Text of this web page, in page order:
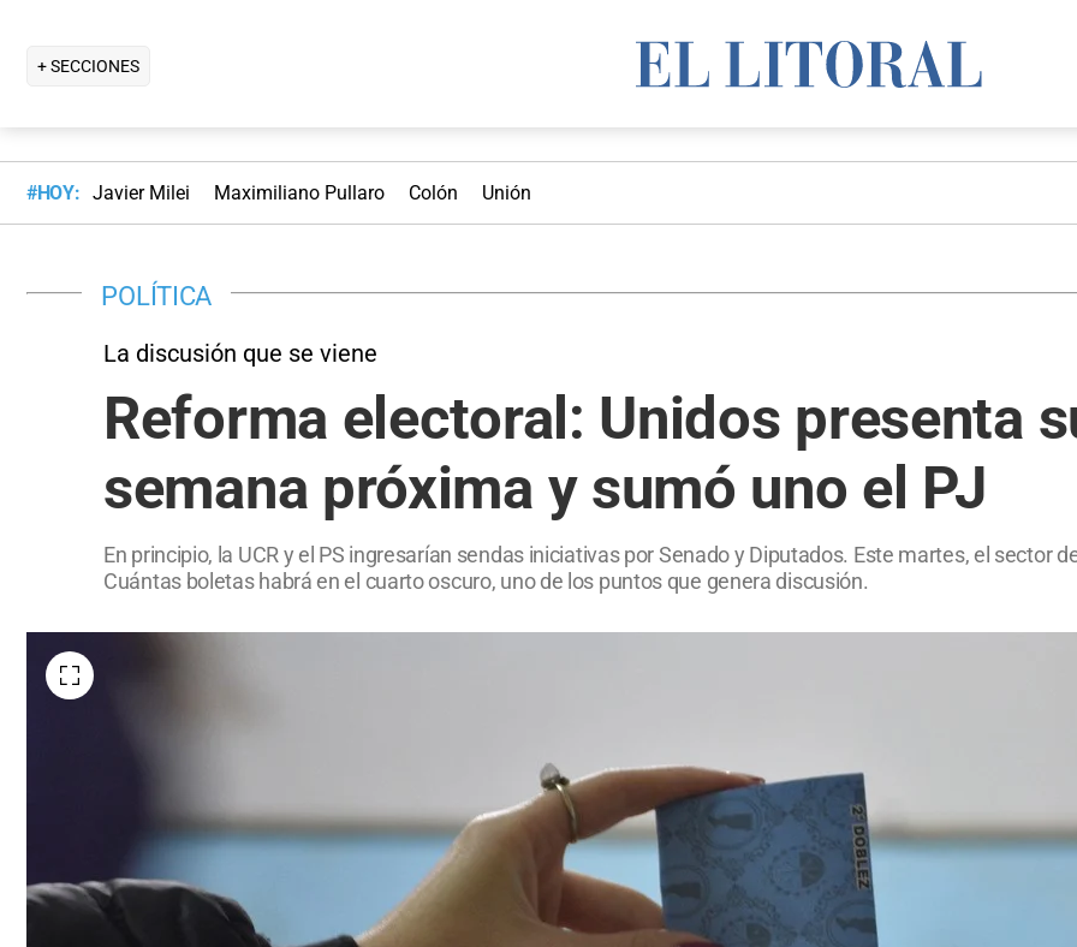
+ SECCIONES
#HOY: Javier Milei Maximiliano Pullaro Colón Unión
POLÍTICA
La discusión que se viene
Reforma electoral: Unidos presenta
semana próxima y sumó uno el PJ
En principio, la UCR y el PS ingresarían sendas iniciativas por Senado y Diputados. Este martes, el sector
Cuántas boletas habrá en el cuarto oscuro, uno de los puntos que genera discusión.